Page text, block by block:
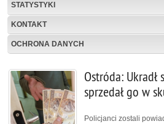
STATYSTYKI
KONTAKT
OCHRONA DANYCH
Ostróda: Ukradł
sprzedał go w
Policjanci zostali